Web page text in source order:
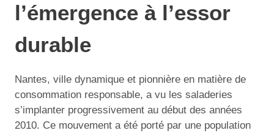
l’émergence à l’essor
durable
Nantes, ville dynamique et pionnière en matière de
consommation responsable, a vu les saladeries
s’implanter progressivement au début des années
2010. Ce mouvement a été porté par une population